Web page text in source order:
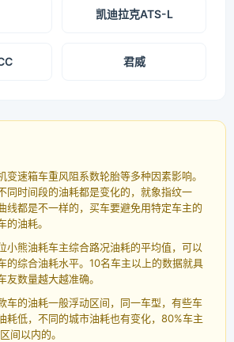
凯迪拉克ATS-L
君威
变速箱车重风阻系数轮胎等多种因素影响。
同时间段的油耗都是变化的，就象指纹一
线都是不一样的，买车要避免用特定车主的
油耗。
小熊油耗车主综合路况油耗的平均值，可以
的综合油耗水平。10名车主以上的数据就具
数量越大越准确。
车的油耗一般浮动区间，同一车型，有些车
耗低，不同的城市油耗也有变化，80%车主
间以内的。